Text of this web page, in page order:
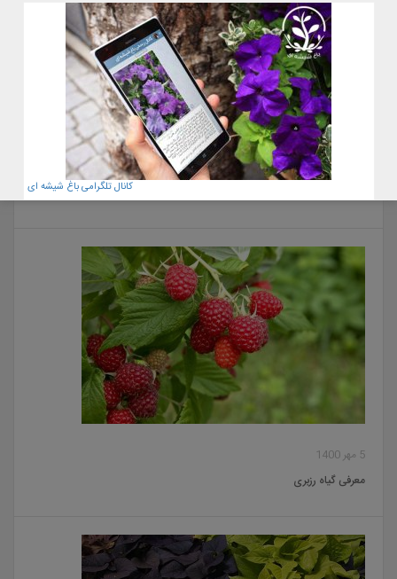
5 مهر 1400
معرفی گیاه رزبری
کانال تلگرامی باغ شیشه ای